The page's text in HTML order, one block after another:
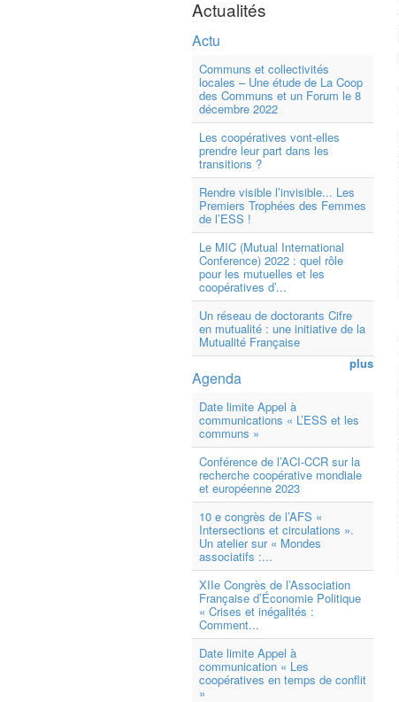
Actualités
Actu
Communs et collectivités
locales – Une étude de La Coop
des Communs et un Forum le 8
décembre 2022
Les coopératives vont-elles
prendre leur part dans les
transitions ?
Rendre visible l’invisible... Les
Premiers Trophées des Femmes
de l’ESS !
Le MIC (Mutual International
Conference) 2022 : quel rôle
pour les mutuelles et les
coopératives d’...
Un réseau de doctorants Cifre
en mutualité : une initiative de la
Mutualité Française
plus
Agenda
Date limite Appel à
communications « L’ESS et les
communs »
Conférence de l’ACI-CCR sur la
recherche coopérative mondiale
et européenne 2023
10 e congrès de l’AFS «
Intersections et circulations ».
Un atelier sur « Mondes
associatifs :...
XIIe Congrès de l’Association
Française d’Économie Politique
« Crises et inégalités :
Comment...
Date limite Appel à
communication « Les
coopératives en temps de conflit
»